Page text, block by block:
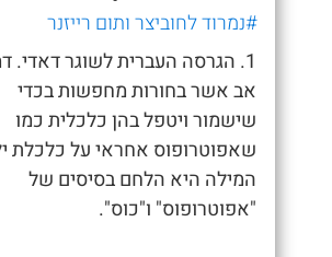
#נמרוד לחוביצר ותום רייזנר
1. הגרסה העברית לשוגר דאדי.
אב אשר בחורות מחפשות בכדי
שישמור ויטפל בהן כלכלית כמו
שאפוטרופוס אחראי על כלכלת
המילה היא הלחם בסיסים של
"אפוטרופוס" ו"כוס".